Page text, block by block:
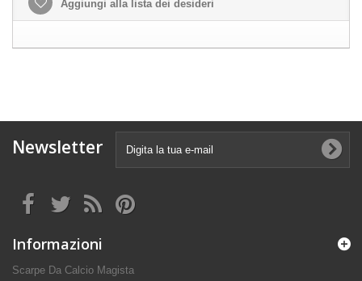
Aggiungi alla lista dei desideri
Newsletter
Informazioni
Scarpe Da Calcio Magista